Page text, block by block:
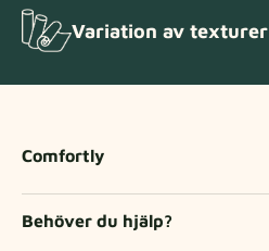
Variation av texturer
Comfortly
Behöver du hjälp?